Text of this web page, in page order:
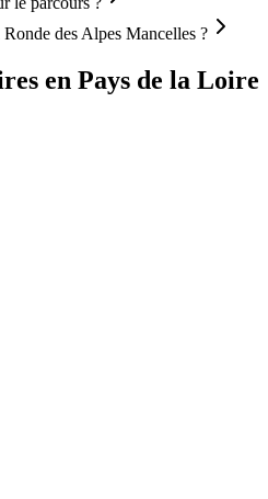
des Alpes Mancelles ?
en Pays de la Loire